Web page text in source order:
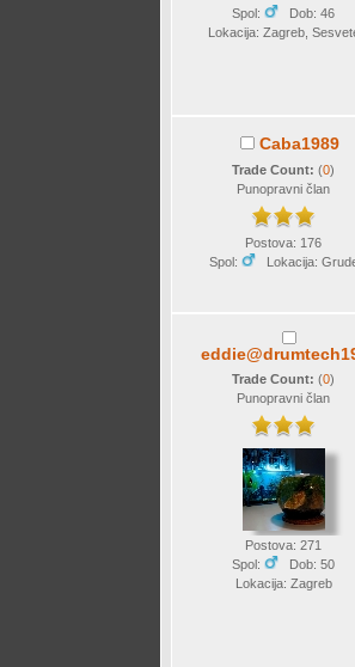
Spol:
Dob: 46
Lokacija: Zagreb,
Caba1989
Trade Count:(0)
Punopravni član
Postova: 176
Spol:
Lokacija:
Trade Count:(0)
Punopravni član
Postova: 271
Spol:
Dob: 50
Lokacija: Zagreb